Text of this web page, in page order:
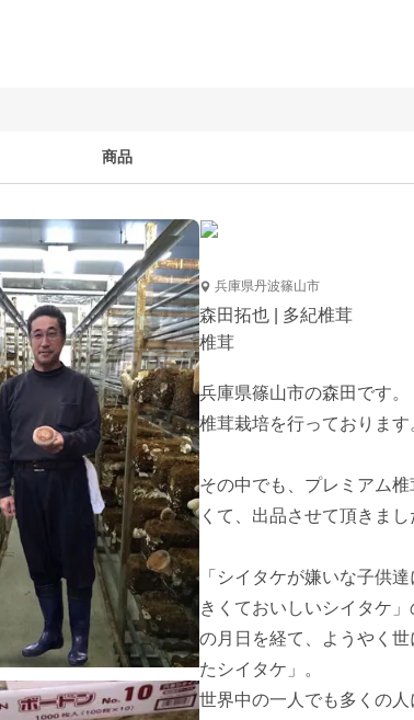
商品
兵庫県丹波篠山市
森田拓也 | 多紀椎茸
椎茸
兵庫県篠山市の森田です。
椎茸栽培を行っております
その中でも、プレミアム
くて、出品させて頂きまし
「シイタケが嫌いな子供
きくておいしいシイタケ
の月日を経て、ようやく
たシイタケ」。
世界中の一人でも多くの